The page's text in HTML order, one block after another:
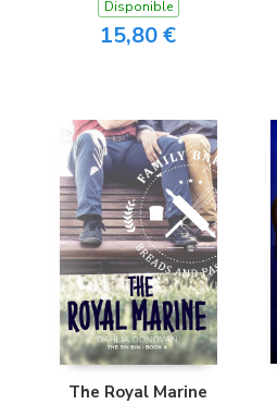
Disponible
15,80 €
The Royal Marine